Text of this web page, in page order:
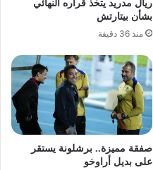
ريال مدريد يتخذ قراره النهائي
بشأن بيتارتش
منذ 36 دقيقة
صفقة مميزة.. برشلونة يستقر
على بديل أراوخو